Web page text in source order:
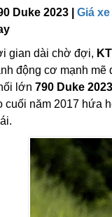
Duke 2023 | Giá
gian dài chờ đợi,
động cơ mạnh mẽ
lớn 790 Duke 2023
cuối năm 2017 hứa